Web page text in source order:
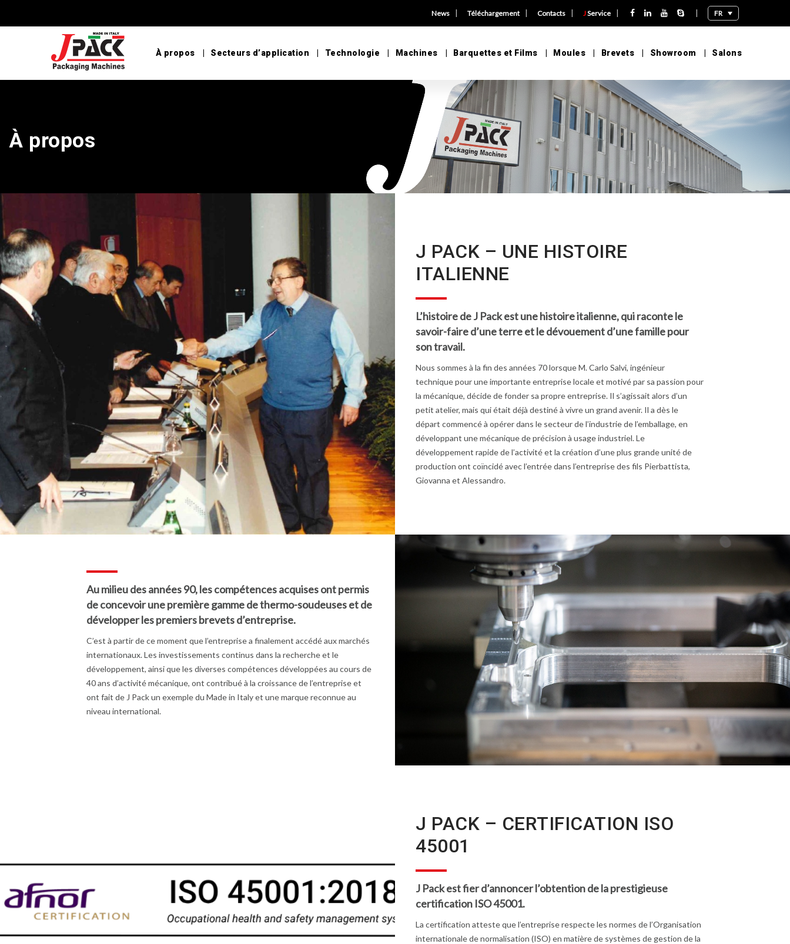
FR
News Téléchargement| Contacts JService
À propos Secteurs d’application Technologie Machines Barquettes et Films Moules Brevets Showroom Salons
À propos
J PACK – UNE HISTOIRE
ITALIENNE
L’histoire de J Pack est une histoire italienne, qui raconte le
savoir-faire d’une terre et le dévouement d’une famille pour
son travail.
Nous sommes à la fin des années 70 lorsque M. Carlo Salvi, ingénieur
technique pour une importante entreprise locale et motivé par sa passion pour
la mécanique, décide de fonder sa propre entreprise. Il s’agissait alors d’un
petit atelier, mais qui était déjà destiné à vivre un grand avenir. Il a dès le
départ commencé à opérer dans le secteur de l’industrie de l’emballage, en
développant une mécanique de précision à usage industriel. Le
développement rapide de l’activité et la création d’une plus grande unité de
production ont coïncidé avec l’entrée dans l’entreprise des fils Pierbattista,
Giovanna et Alessandro.
Au milieu des années 90, les compétences acquises ont permis
de concevoir une première gamme de thermo-soudeuses et de
développer les premiers brevets d’entreprise.
C’est à partir de ce moment que l’entreprise a finalement accédé aux marchés
internationaux. Les investissements continus dans la recherche et le
développement, ainsi que les diverses compétences développées au cours de
40 ans d’activité mécanique, ont contribué à la croissance de l’entreprise et
ont fait de J Pack un exemple du Made in Italy et une marque reconnue au
niveau international.
J PACK – CERTIFICATION ISO
45001
J Pack est fier d’annoncer l’obtention de la prestigieuse
certification ISO 45001.
La certification atteste que l’entreprise respecte les normes de l’Organisation
internationale de normalisation (ISO) en matière de systèmes de gestion de la